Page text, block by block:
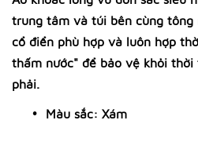
trung tâm và túi bên cùng tông
cổ điển phù hợp và luôn hợp
thấm nước" để bảo vệ khỏi
phải.
Màu sắc: Xám